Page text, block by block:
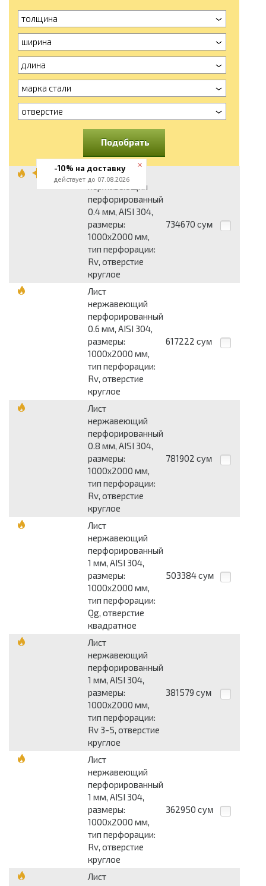
толщина
ширина
длина
марка стали
отверстие
Подобрать
Лист
нержавеющий
перфорированный
0.4 мм, AISI 304,
размеры:
1000x2000 мм,
тип перфорации:
Rv, отверстие
круглое
734670 сум
Лист
нержавеющий
перфорированный
0.6 мм, AISI 304,
размеры:
1000x2000 мм,
тип перфорации:
Rv, отверстие
круглое
617222 сум
Лист
нержавеющий
перфорированный
0.8 мм, AISI 304,
размеры:
1000x2000 мм,
тип перфорации:
Rv, отверстие
круглое
781902 сум
Лист
нержавеющий
перфорированный
1 мм, AISI 304,
размеры:
1000x2000 мм,
тип перфорации:
Qg, отверстие
квадратное
503384 сум
Лист
нержавеющий
перфорированный
1 мм, AISI 304,
размеры:
1000x2000 мм,
тип перфорации:
Rv 3-5, отверстие
круглое
381579 сум
Лист
нержавеющий
перфорированный
1 мм, AISI 304,
размеры:
1000x2000 мм,
тип перфорации:
Rv, отверстие
круглое
362950 сум
Лист
-10% на доставку
действует до 07.08.2026